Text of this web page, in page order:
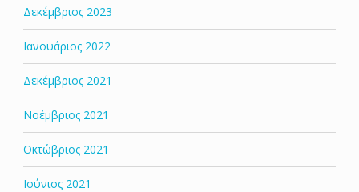
Δεκέμβριος 2023
Ιανουάριος 2022
Δεκέμβριος 2021
Νοέμβριος 2021
Οκτώβριος 2021
Ιούνιος 2021